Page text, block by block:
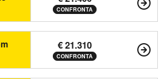
CONFRONTA
€ 21.310
CONFRONTA